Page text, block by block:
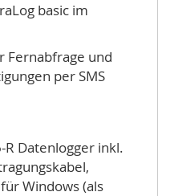
basic im
Fernabfrage und
per SMS
R Datenlogger inkl.
Windows (als